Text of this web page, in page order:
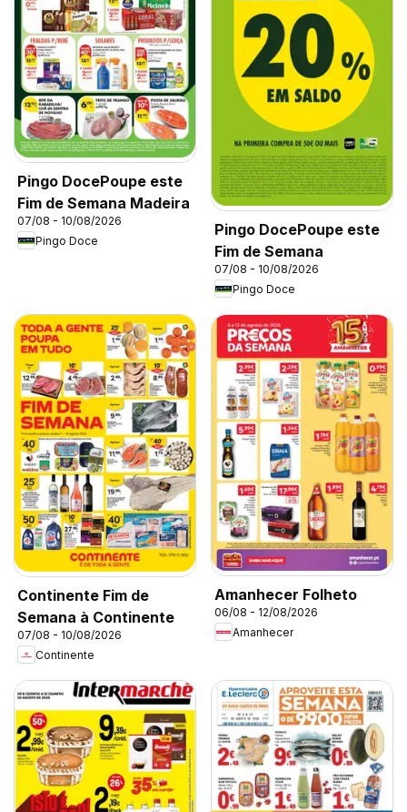
Pingo DocePoupe este
Fim de Semana Madeira
07/08 - 10/08/2026
Pingo Doce
Pingo DocePoupe este
Fim de Semana
07/08 - 10/08/2026
Pingo Doce
Continente Fim de
Semana à Continente
07/08 - 10/08/2026
Continente
Amanhecer Folheto
06/08 - 12/08/2026
Amanhecer